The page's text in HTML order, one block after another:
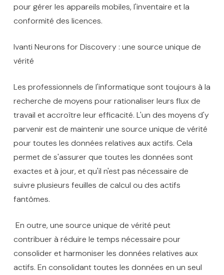
pour gérer les appareils mobiles, l'inventaire et la
conformité des licences.
Ivanti Neurons for Discovery : une source unique de
vérité
Les professionnels de l'informatique sont toujours à la
recherche de moyens pour rationaliser leurs flux de
travail et accroître leur efficacité. L'un des moyens d'y
parvenir est de maintenir une source unique de vérité
pour toutes les données relatives aux actifs. Cela
permet de s'assurer que toutes les données sont
exactes et à jour, et qu'il n'est pas nécessaire de
suivre plusieurs feuilles de calcul ou des actifs
fantômes.
En outre, une source unique de vérité peut
contribuer à réduire le temps nécessaire pour
consolider et harmoniser les données relatives aux
actifs. En consolidant toutes les données en un seul